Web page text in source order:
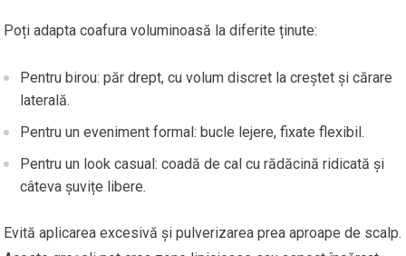
Poți adapta coafura voluminoasă la diferite ținute:
Pentru birou: păr drept, cu volum discret la creștet și cărare
laterală.
Pentru un eveniment formal: bucle lejere, fixate flexibil.
Pentru un look casual: coadă de cal cu rădăcină ridicată și
câteva șuvițe libere.
Evită aplicarea excesivă și pulverizarea prea aproape de scalp.